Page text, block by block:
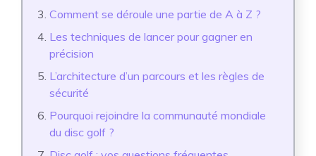
Comment se déroule une partie de A à Z ?
Les techniques de lancer pour gagner en
précision
L’architecture d’un parcours et les règles de
sécurité
Pourquoi rejoindre la communauté mondiale
du disc golf ?